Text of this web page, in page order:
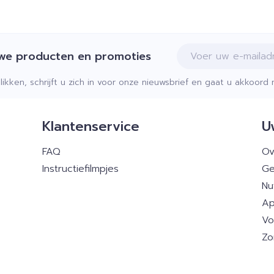
producten en promoties E-mail adres
schrijft u zich in voor onze nieuwsbrief en gaat u
Klantenservice
FAQ
Instructiefilmpjes